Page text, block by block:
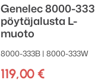
Genelec 8000-333
pöytäjalusta L-
muoto
8000-333B | 8000-333W
119,00 €